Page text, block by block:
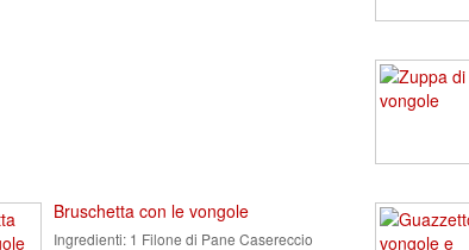
Bruschetta con le vongole
Ingredienti: 1 Filone di Pane Casereccio